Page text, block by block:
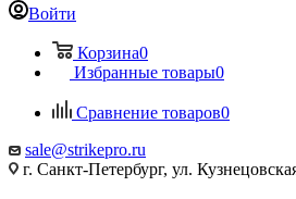
Войти
Корзина0
Избранные товары0
Сравнение товаров0
sale@strikepro.ru
г. Санкт-Петербург, ул.